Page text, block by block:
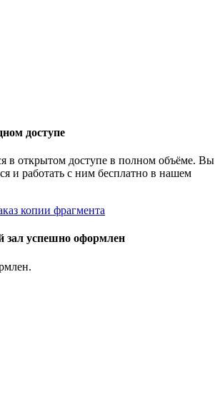
доступе
в открытом доступе в полном объёме. Вы
и работать с ним бесплатно в нашем
копии фрагмента
зал успешно оформлен